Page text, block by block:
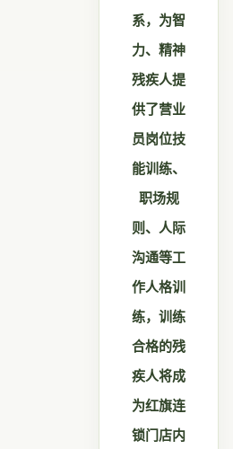
系，为智
力、精神
残疾人提
供了营业
员岗位技
能训练、
职场规
则、人际
沟通等工
作人格训
练，训练
合格的残
疾人将成
为红旗连
锁门店内